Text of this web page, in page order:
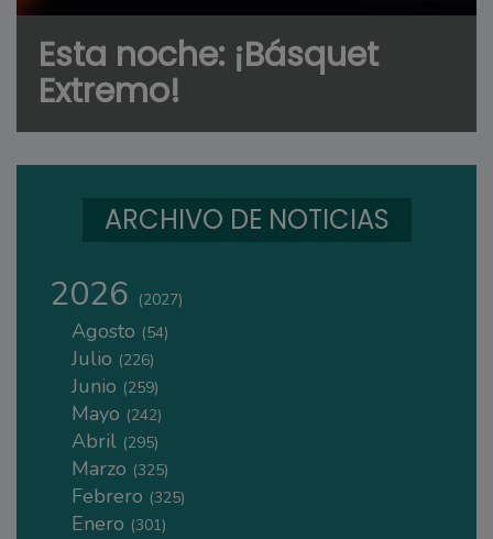
Esta noche: ¡Básquet
Extremo!
ARCHIVO DE NOTICIAS
2026 (2027)
Agosto (54)
Julio (226)
Junio (259)
Mayo (242)
Abril (295)
Marzo (325)
Febrero (325)
Enero (301)